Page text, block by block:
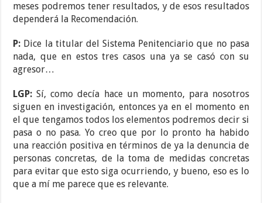
meses podremos tener resultados, y de esos resultados
dependerá la Recomendación.
P: Dice la titular del Sistema Penitenciario que no pasa
nada, que en estos tres casos una ya se casó con su
agresor…
LGP:Sí, como decía hace un momento, para nosotros
siguen en investigación, entonces ya en el momento en
el que tengamos todos los elementos podremos decir si
pasa o no pasa. Yo creo que por lo pronto ha habido
una reacción positiva en términos de ya la denuncia de
personas concretas, de la toma de medidas concretas
para evitar que esto siga ocurriendo, y bueno, eso es lo
que a mí me parece que es relevante.